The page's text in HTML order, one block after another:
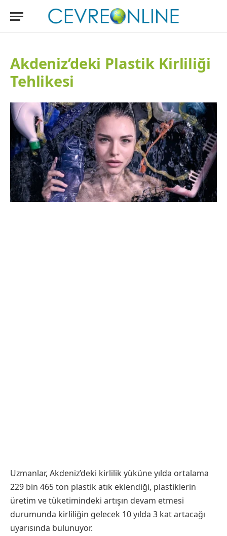
Akdeniz’deki Plastik Kirliliği
Tehlikesi
Uzmanlar, Akdeniz’deki kirlilik yüküne yılda ortalama
229 bin 465 ton plastik atık eklendiği, plastiklerin
üretim ve tüketimindeki artışın devam etmesi
durumunda kirliliğin gelecek 10 yılda 3 kat artacağı
uyarısında bulunuyor.